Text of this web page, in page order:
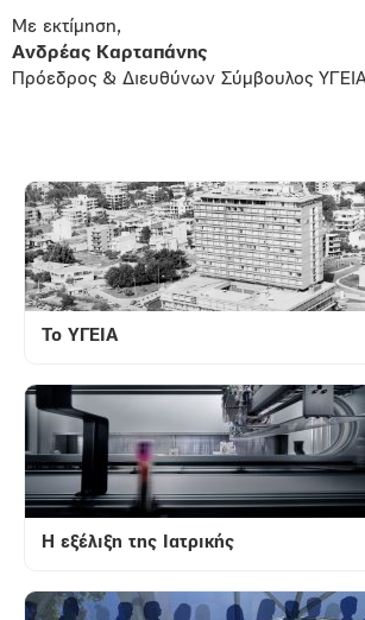
Με εκτίμηση,
Ανδρέας Καρταπάνης
Πρόεδρος & Διευθύνων Σύμβουλος
Το ΥΓΕΙΑ
H εξέλιξη της Ιατρικής